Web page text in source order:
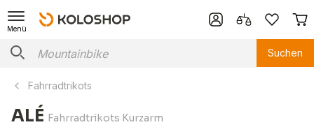
Menü
Suchen
Fahrradtrikots
ALÉ Fahrradtrikots Kurzarm